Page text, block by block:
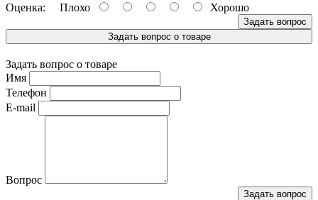
Оценка: Плохо Хорошо
Задать вопрос
Задать вопрос о товаре
Задать вопрос о товаре
Имя
Телефон
E-mail
Вопрос
Задать вопрос